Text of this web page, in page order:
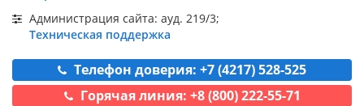
Администрация сайта: ауд. 219/3;
Техническая поддержка
Телефон доверия: +7 (4217) 528-525
Горячая линия: +8 (800) 222-55-71